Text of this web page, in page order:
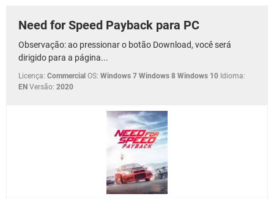
Need for Speed Payback para PC
Observação: ao pressionar o botão Download, você será
dirigido para a página...
Licença: Commercial OS: Windows 7 Windows 8 Windows 10 Idioma:
EN Versão: 2020